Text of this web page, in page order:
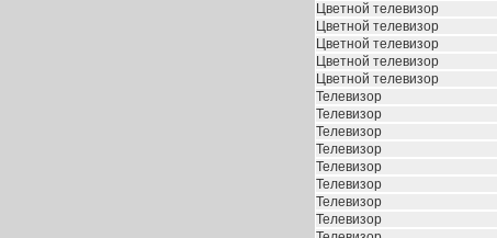
Цветной телевизор
Цветной телевизор
Цветной телевизор
Цветной телевизор
Цветной телевизор
Телевизор
Телевизор
Телевизор
Телевизор
Телевизор
Телевизор
Телевизор
Телевизор